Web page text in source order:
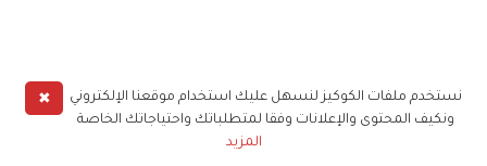
✖
نستخدم ملفات الكوكيز لنسهل عليك استخدام موقعنا الإلكتروني
ونكيف المحتوى والإعلانات وفقا لمتطلباتك واحتياجاتك الخاصة
المزيد